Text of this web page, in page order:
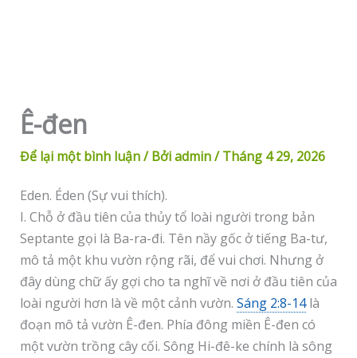
Ê-đen
Để lại một bình luận/ Bởiadmin/Tháng 4 29, 2026
Eden. Éden (Sự vui thích).
I. Chỗ ở đầu tiên của thủy tổ loài người trong bản
Septante gọi là Ba-ra-đi. Tên nầy gốc ở tiếng Ba-tư,
mô tả một khu vườn rộng rãi, để vui chơi. Nhưng ở
đây dùng chữ ấy gợi cho ta nghĩ về nơi ở đầu tiên của
loài người hơn là về một cảnh vườn. Sáng 2:8-14là
đoạn mô tả vườn Ê-đen. Phía đông miền Ê-đen có
một vườn trồng cây cối. Sông Hi-đê-ke chính là sông